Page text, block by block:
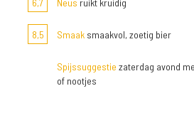
6,7 Neus ruikt kruidig
8,5 Smaak smaakvol, zoetig bier
Spijssuggestie zaterdag avond
of nootjes